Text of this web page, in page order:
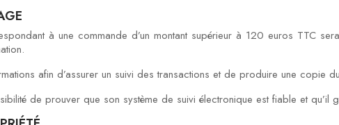
à une commande d’un montant supérieur à 120 euros TTC
afin d’assurer un suivi des transactions et de produire une copie
de prouver que son système de suivi électronique est fiable et qu’il